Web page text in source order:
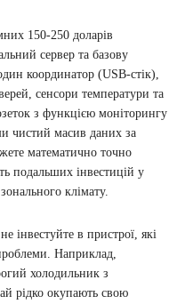
150-250 доларів
сервер та базову
координатор (USB-стік),
сенсори температури та
з функцією моніторингу
чистий масив даних за
математично точно
подальших інвестицій у
клімату.
інвестуйте в пристрої, які
Наприклад,
холодильник з
рідко окупають свою